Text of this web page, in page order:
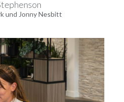
und Jonny Nesbitt